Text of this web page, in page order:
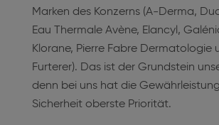
Marken des Konzerns (A-Derma,
Eau Thermale Avène, Elancyl,
Klorane, Pierre Fabre Dermatologie
Furterer). Das ist der Grundstein
denn bei uns hat die
Sicherheit oberste Priorität.